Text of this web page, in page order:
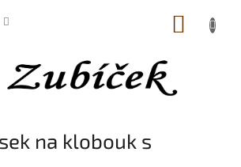
na klobouk s